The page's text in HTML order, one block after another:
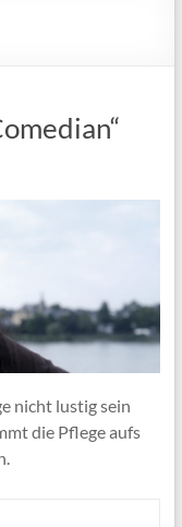
nicht lustig sein
die Pflege aufs